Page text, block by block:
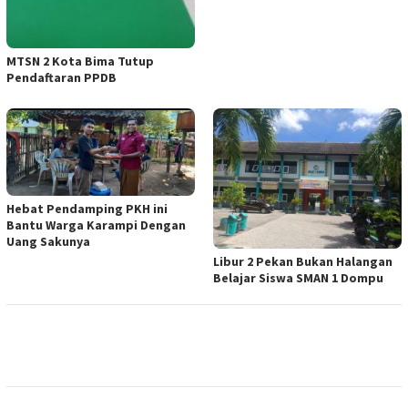
MTSN 2 Kota Bima Tutup
Pendaftaran PPDB
Hebat Pendamping PKH ini
Bantu Warga Karampi Dengan
Uang Sakunya
Libur 2 Pekan Bukan Halangan
Belajar Siswa SMAN 1 Dompu